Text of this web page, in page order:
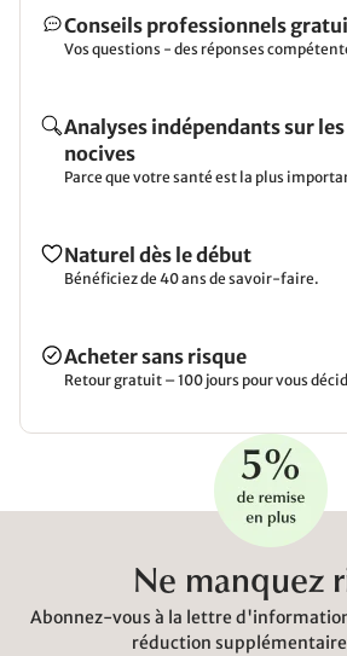
Conseils professionnels
Vos questions - des réponses
Analyses indépendants sur
nocives
Parce que votre santé est la plus
Naturel dès le début
Bénéficiez de 40 ans de savoir-faire.
Acheter sans risque
Retour gratuit – 100 jours pour vous
Ne manquez
Abonnez-vous à la lettre
réduction supplémentaire